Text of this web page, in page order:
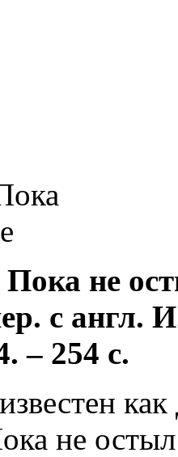
Пока не
с англ.
– 254 с.
не